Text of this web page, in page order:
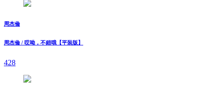
周杰倫
周杰倫 / 哎呦，不錯哦【平裝版】
428